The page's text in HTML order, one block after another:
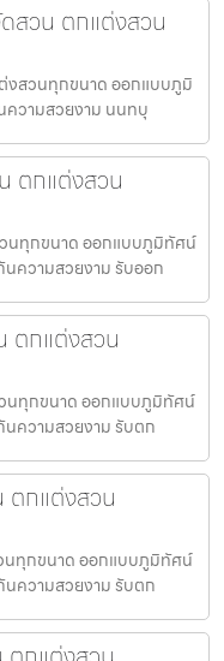
สวน ตกแต่งสวน
งสวนทุกขนาด ออกแบบภูมิ
ความสวยงาม นนทบุ
ตกแต่งสวน
นทุกขนาด ออกแบบภูมิทัศน์
นความสวยงาม รับออก
ตกแต่งสวน
นทุกขนาด ออกแบบภูมิทัศน์
นความสวยงาม รับตก
ตกแต่งสวน
นทุกขนาด ออกแบบภูมิทัศน์
นความสวยงาม รับตก